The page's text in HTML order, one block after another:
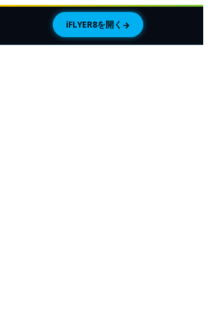
iFLYER8を開く →